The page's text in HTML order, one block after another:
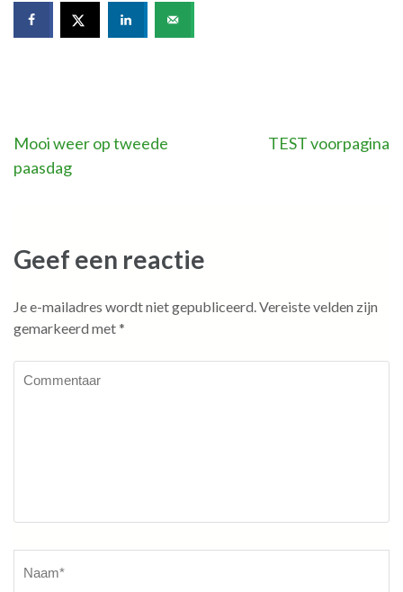
Bericht
navigatie
Mooi weer op tweede
paasdag
TEST voorpagina
Geef een reactie
Je e-mailadres wordt niet gepubliceerd.Vereiste velden zijn
gemarkeerd met*